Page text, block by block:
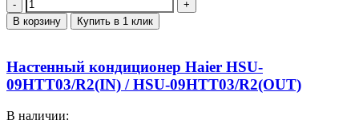
В корзину Купить в 1 клик
Настенный кондиционер Haier HSU-
09HTT03/R2(IN) / HSU-09HTT03/R2(OUT)
В наличии: